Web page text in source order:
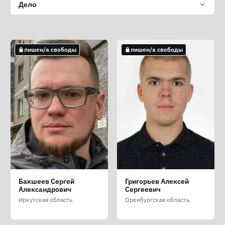
Дело
лишен/а свободы
Бакшеев Сергей
Александрович
Иркутская область
лишен/а свободы
Григорьев Алексей
Сергеевич
Оренбургская область